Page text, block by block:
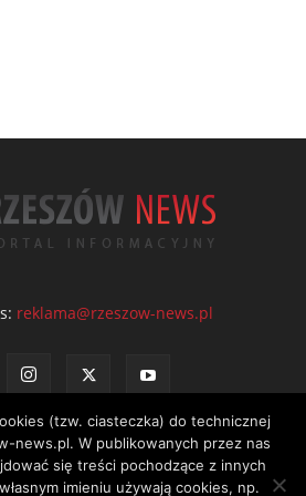
reklama@rzeszow-news.pl
prywatności Regulamin portalu
(tzw. ciasteczka) do technicznej
news.pl. W publikowanych przez nas
się treści pochodzące z innych
imieniu używają cookies, np.